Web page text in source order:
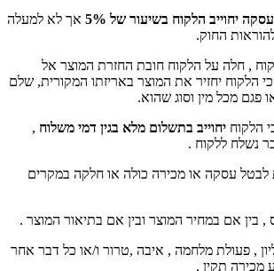
יחוייב הלקוח בשיעור של 5%
אך לא למעלה
, חלה על הלקוח חובת החזרת המוצר אל
הלקוח יחזיר את המוצר באריזתו המקורית, שלם
פגם מכל מין וסוג שהוא.
יחוייב בתשלום מלא בגין דמי משלוח ,
נשלח ללקוח .
לבטל עסקה או מכירה כולה או חלקה במקרים
, פעולת מלחמה , איבה ,טרור ו/או כל דבר אחר
מכירה תקין .